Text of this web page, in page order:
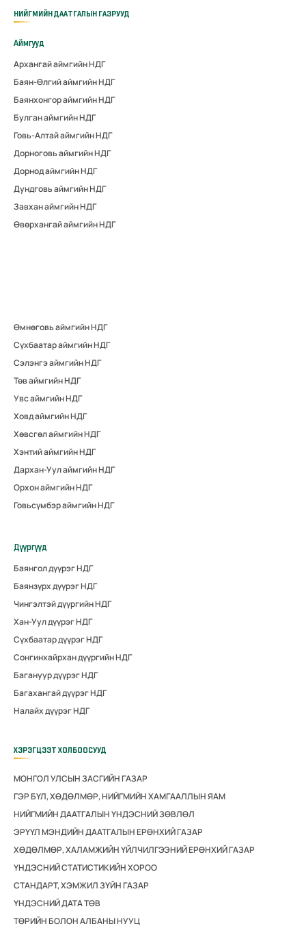
НИЙГМИЙН ДААТГАЛЫН ГАЗРУУД
Аймгууд
Архангай аймгийн НДГ
Баян-Өлгий аймгийн НДГ
Баянхонгор аймгийн НДГ
Булган аймгийн НДГ
Говь-Алтай аймгийн НДГ
Дорноговь аймгийн НДГ
Дорнод аймгийн НДГ
Дундговь аймгийн НДГ
Завхан аймгийн НДГ
Өвөрхангай аймгийн НДГ
Өмнөговь аймгийн НДГ
Сүхбаатар аймгийн НДГ
Сэлэнгэ аймгийн НДГ
Төв аймгийн НДГ
Увс аймгийн НДГ
Ховд аймгийн НДГ
Хөвсгөл аймгийн НДГ
Хэнтий аймгийн НДГ
Дархан-Уул аймгийн НДГ
Орхон аймгийн НДГ
Говьсүмбэр аймгийн НДГ
Дүүргүүд
Баянгол дүүрэг НДГ
Баянзүрх дүүрэг НДГ
Чингэлтэй дүүргийн НДГ
Хан-Уул дүүрэг НДГ
Сүхбаатар дүүрэг НДГ
Сонгинхайрхан дүүргийн НДГ
Багануур дүүрэг НДГ
Багахангай дүүрэг НДГ
Налайх дүүрэг НДГ
ХЭРЭГЦЭЭТ ХОЛБООСУУД
МОНГОЛ УЛСЫН ЗАСГИЙН ГАЗАР
ГЭР БҮЛ, ХӨДӨЛМӨР, НИЙГМИЙН ХАМГААЛЛЫН ЯАМ
НИЙГМИЙН ДААТГАЛЫН ҮНДЭСНИЙ ЗӨВЛӨЛ
ЭРҮҮЛ МЭНДИЙН ДААТГАЛЫН ЕРӨНХИЙ ГАЗАР
ХӨДӨЛМӨР, ХАЛАМЖИЙН ҮЙЛЧИЛГЭЭНИЙ ЕРӨНХИЙ ГАЗАР
ҮНДЭСНИЙ СТАТИСТИКИЙН ХОРОО
СТАНДАРТ, ХЭМЖИЛ ЗҮЙН ГАЗАР
ҮНДЭСНИЙ ДАТА ТӨВ
ТӨРИЙН БОЛОН АЛБАНЫ НУУЦ